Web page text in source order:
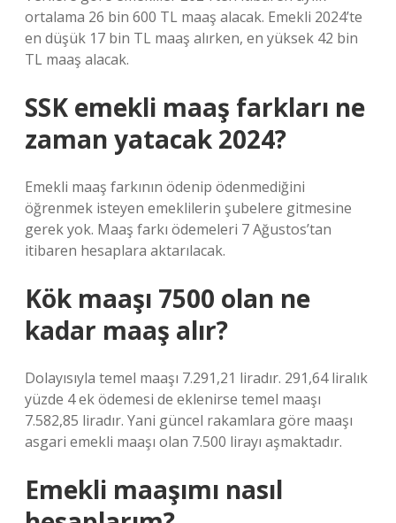
ortalama 26 bin 600 TL maaş alacak. Emekli 2024’te
en düşük 17 bin TL maaş alırken, en yüksek 42 bin
TL maaş alacak.
SSK emekli maaş farkları ne
zaman yatacak 2024?
Emekli maaş farkının ödenip ödenmediğini
öğrenmek isteyen emeklilerin şubelere gitmesine
gerek yok. Maaş farkı ödemeleri 7 Ağustos’tan
itibaren hesaplara aktarılacak.
Kök maaşı 7500 olan ne
kadar maaş alır?
Dolayısıyla temel maaşı 7.291,21 liradır. 291,64 liralık
yüzde 4 ek ödemesi de eklenirse temel maaşı
7.582,85 liradır. Yani güncel rakamlara göre maaşı
asgari emekli maaşı olan 7.500 lirayı aşmaktadır.
Emekli maaşımı nasıl